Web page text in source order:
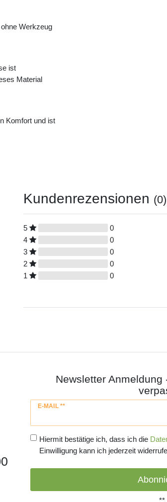
Werkzeug
ist
Material
Komfort und ist
Kundenrezensionen (0)
5
0
4
0
3
0
2
0
1
0
Newsletter
E-MAIL **
Newsletter
Hiermit bestätige ich, dass ich die
Einwilligung kann ich jederzeit
**